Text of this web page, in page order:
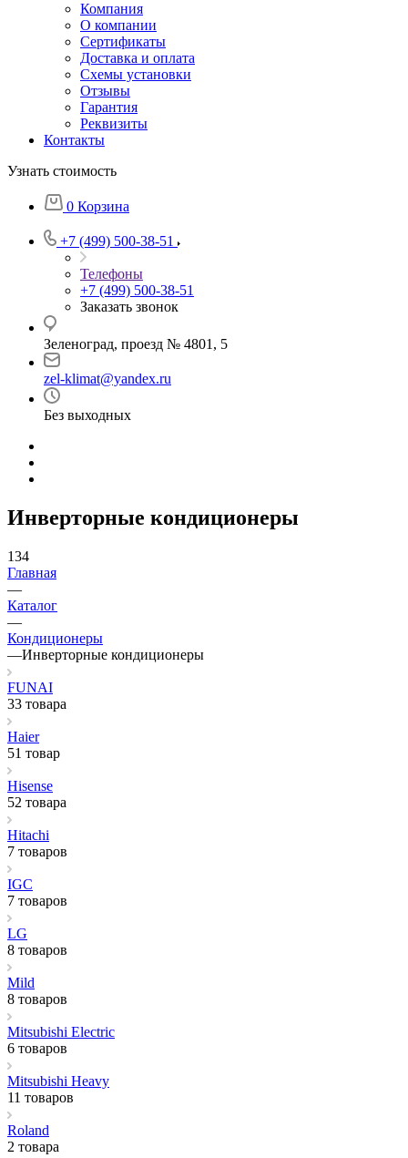
Компания
О компании
Сертификаты
Доставка и оплата
Схемы установки
Отзывы
Гарантия
Реквизиты
Контакты
Узнать стоимость
0 Корзина
+7 (499) 500-38-51
Телефоны
+7 (499) 500-38-51
Заказать звонок
Зеленоград, проезд № 4801, 5
zel-klimat@yandex.ru
Без выходных
Инверторные кондиционеры
134
Главная
—
Каталог
—
Кондиционеры
—Инверторные кондиционеры
FUNAI
33 товара
Haier
51 товар
Hisense
52 товара
Hitachi
7 товаров
IGC
7 товаров
LG
8 товаров
Mild
8 товаров
Mitsubishi Electric
6 товаров
Mitsubishi Heavy
11 товаров
Roland
2 товара